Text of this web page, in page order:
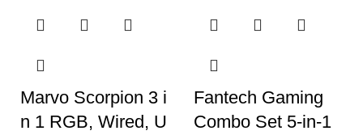
Marvo Scorpion 3 i
n 1 RGB, Wired, U
Fantech Gaming
Combo Set 5-in-1